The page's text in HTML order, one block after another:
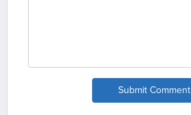
Submit Comment